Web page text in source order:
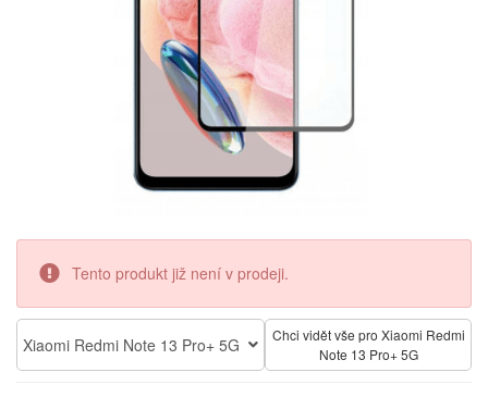
Tento produkt již není v prodeji.
Xiaomi Redmi Note 13 Pro+ 5G
Chci vidět vše pro Xiaomi Redmi
Note 13 Pro+ 5G